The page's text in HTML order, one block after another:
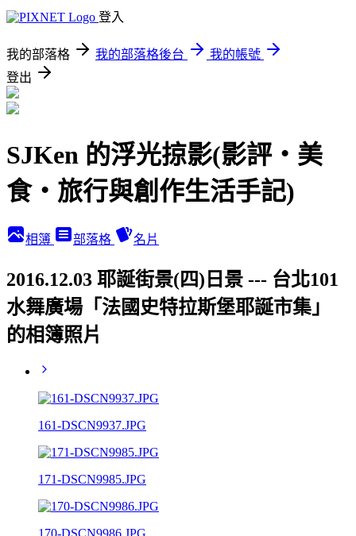
登入
我的部落格 我的部落格後台
我的帳號
登出
SJKen 的浮光掠影(影評‧美
食‧旅行與創作生活手記)
相簿 部落格 名片
2016.12.03 耶誕街景(四)日景 --- 台北101
水舞廣場「法國史特拉斯堡耶誕市集」
的相簿照片
161-DSCN9937.JPG
171-DSCN9985.JPG
170-DSCN9986.JPG